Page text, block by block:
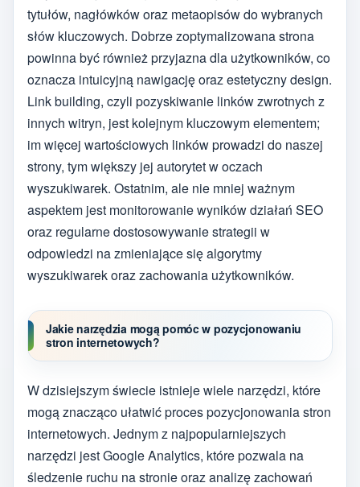
tytułów, nagłówków oraz metaopisów do wybranych
słów kluczowych. Dobrze zoptymalizowana strona
powinna być również przyjazna dla użytkowników, co
oznacza intuicyjną nawigację oraz estetyczny design.
Link building, czyli pozyskiwanie linków zwrotnych z
innych witryn, jest kolejnym kluczowym elementem;
im więcej wartościowych linków prowadzi do naszej
strony, tym większy jej autorytet w oczach
wyszukiwarek. Ostatnim, ale nie mniej ważnym
aspektem jest monitorowanie wyników działań SEO
oraz regularne dostosowywanie strategii w
odpowiedzi na zmieniające się algorytmy
wyszukiwarek oraz zachowania użytkowników.
Jakie narzędzia mogą pomóc w pozycjonowaniu
stron internetowych?
W dzisiejszym świecie istnieje wiele narzędzi, które
mogą znacząco ułatwić proces pozycjonowania stron
internetowych. Jednym z najpopularniejszych
narzędzi jest Google Analytics, które pozwala na
śledzenie ruchu na stronie oraz analizę zachowań